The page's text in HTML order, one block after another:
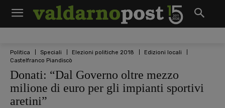
Politica Speciali Elezioni politiche 2018
Edizioni locali
Castelfranco Piandiscò
Donati: “Dal Governo oltre mezzo
milione di euro per gli impianti sportivi
aretini”